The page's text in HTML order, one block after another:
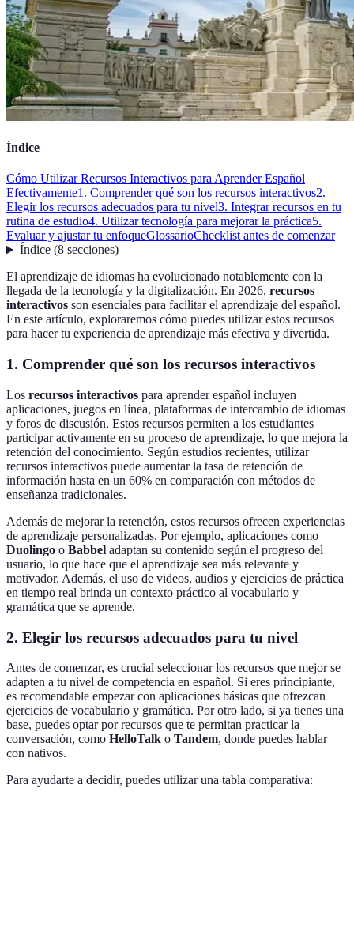
Índice
Cómo Utilizar Recursos Interactivos para Aprender Español
Efectivamente1. Comprender qué son los recursos interactivos2.
Elegir los recursos adecuados para tu nivel3. Integrar recursos en tu
rutina de estudio4. Utilizar tecnología para mejorar la práctica5.
Evaluar y ajustar tu enfoqueGlossarioChecklist antes de comenzar
Índice(8 secciones)
El aprendizaje de idiomas ha evolucionado notablemente con la
llegada de la tecnología y la digitalización. En 2026, recursos
interactivos son esenciales para facilitar el aprendizaje del español.
En este artículo, exploraremos cómo puedes utilizar estos recursos
para hacer tu experiencia de aprendizaje más efectiva y divertida.
1. Comprender qué son los recursos interactivos
Los recursos interactivos para aprender español incluyen
aplicaciones, juegos en línea, plataformas de intercambio de idiomas
y foros de discusión. Estos recursos permiten a los estudiantes
participar activamente en su proceso de aprendizaje, lo que mejora la
retención del conocimiento. Según estudios recientes, utilizar
recursos interactivos puede aumentar la tasa de retención de
información hasta en un 60% en comparación con métodos de
enseñanza tradicionales.
Además de mejorar la retención, estos recursos ofrecen experiencias
de aprendizaje personalizadas. Por ejemplo, aplicaciones como
Duolingo o Babbel adaptan su contenido según el progreso del
usuario, lo que hace que el aprendizaje sea más relevante y
motivador. Además, el uso de videos, audios y ejercicios de práctica
en tiempo real brinda un contexto práctico al vocabulario y
gramática que se aprende.
2. Elegir los recursos adecuados para tu nivel
Antes de comenzar, es crucial seleccionar los recursos que mejor se
adapten a tu nivel de competencia en español. Si eres principiante,
es recomendable empezar con aplicaciones básicas que ofrezcan
ejercicios de vocabulario y gramática. Por otro lado, si ya tienes una
base, puedes optar por recursos que te permitan practicar la
conversación, como HelloTalk o Tandem, donde puedes hablar
con nativos.
Para ayudarte a decidir, puedes utilizar una tabla comparativa: